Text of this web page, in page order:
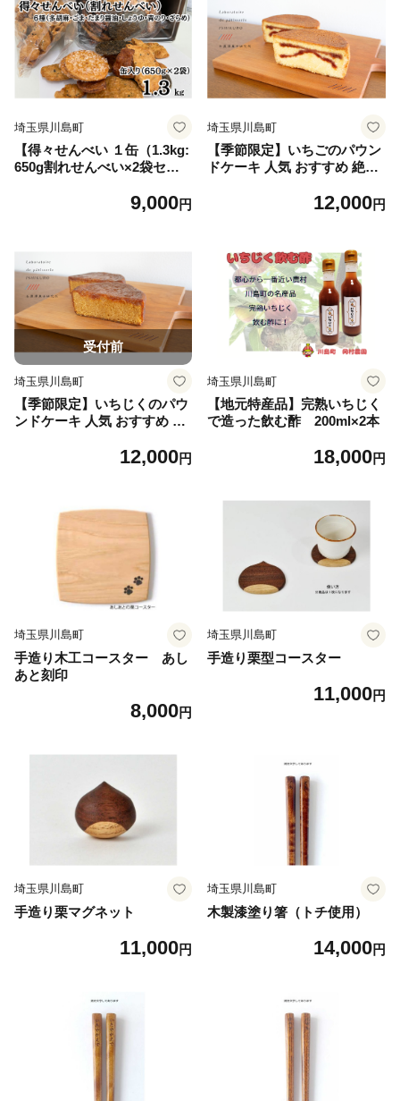
埼玉県川島町
【得々せんべい １缶（1.3kg:
650g割れせんべい×2袋セッ
用 割れ せんべい 国産 多胡麻
ッパー付き袋
9,000円
埼玉県川島町
【季節限定】いちごのパウン
ドケーキ 人気 おすすめ 絶品
ランス菓子 パウンドケーキ
12,000円
受付前
埼玉県川島町
【季節限定】いちじくのパウ
ンドケーキ 人気 おすすめ 絶
フランス菓子 パウンドケーキ
12,000円
埼玉県川島町
【地元特産品】完熟いちじく
で造った飲む酢 200ml×2本
18,000円
埼玉県川島町
手造り木工コースター あし
あと刻印
8,000円
埼玉県川島町
手造り栗型コースター
11,000円
埼玉県川島町
手造り栗マグネット
11,000円
埼玉県川島町
木製漆塗り箸（トチ使用）
14,000円